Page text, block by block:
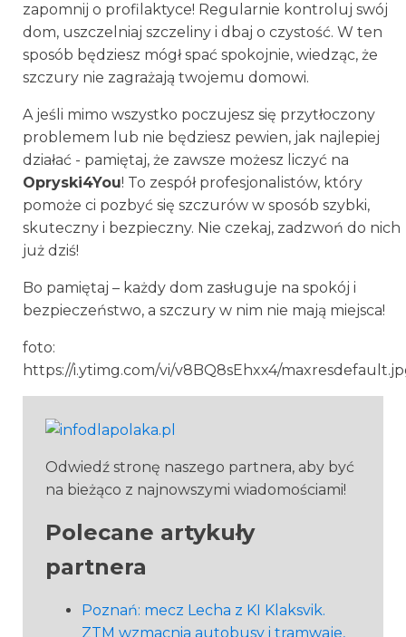
zapomnij o profilaktyce! Regularnie kontroluj swój
dom, uszczelniaj szczeliny i dbaj o czystość. W ten
sposób będziesz mógł spać spokojnie, wiedząc, że
szczury nie zagrażają twojemu domowi.
A jeśli mimo wszystko poczujesz się przytłoczony
problemem lub nie będziesz pewien, jak najlepiej
działać - pamiętaj, że zawsze możesz liczyć na
Opryski4You! To zespół profesjonalistów, który
pomoże ci pozbyć się szczurów w sposób szybki,
skuteczny i bezpieczny. Nie czekaj, zadzwoń do nich
już dziś!
Bo pamiętaj – każdy dom zasługuje na spokój i
bezpieczeństwo, a szczury w nim nie mają miejsca!
foto:
https://i.ytimg.com/vi/v8BQ8sEhxx4/
Odwiedź stronę naszego partnera, aby być
na bieżąco z najnowszymi wiadomościami!
Polecane artykuły
partnera
Poznań: mecz Lecha z KI Klaksvik.
ZTM wzmacnia autobusy i tramwaje,